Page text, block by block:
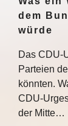
dem
würde
Das CDU-
Parteien
könnten.
CDU-
der Mitte…